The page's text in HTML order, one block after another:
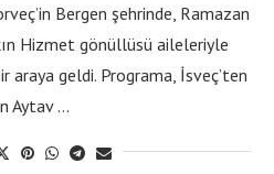
Bergen şehrinde, Ramazan
Hizmet gönüllüsü aileleriyle
geldi. Programa, İsveç’ten
Aytav …